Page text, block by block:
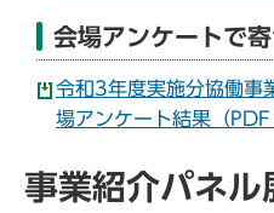
会場アンケートで
令和3年度実施分協働
場アンケート結果（
事業紹介パネル